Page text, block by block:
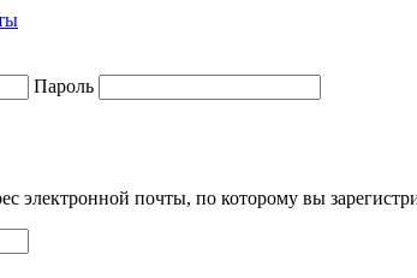
Пароль
электронной почты, по которому вы